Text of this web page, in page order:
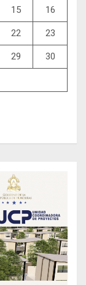
15 16
22 23
29 30